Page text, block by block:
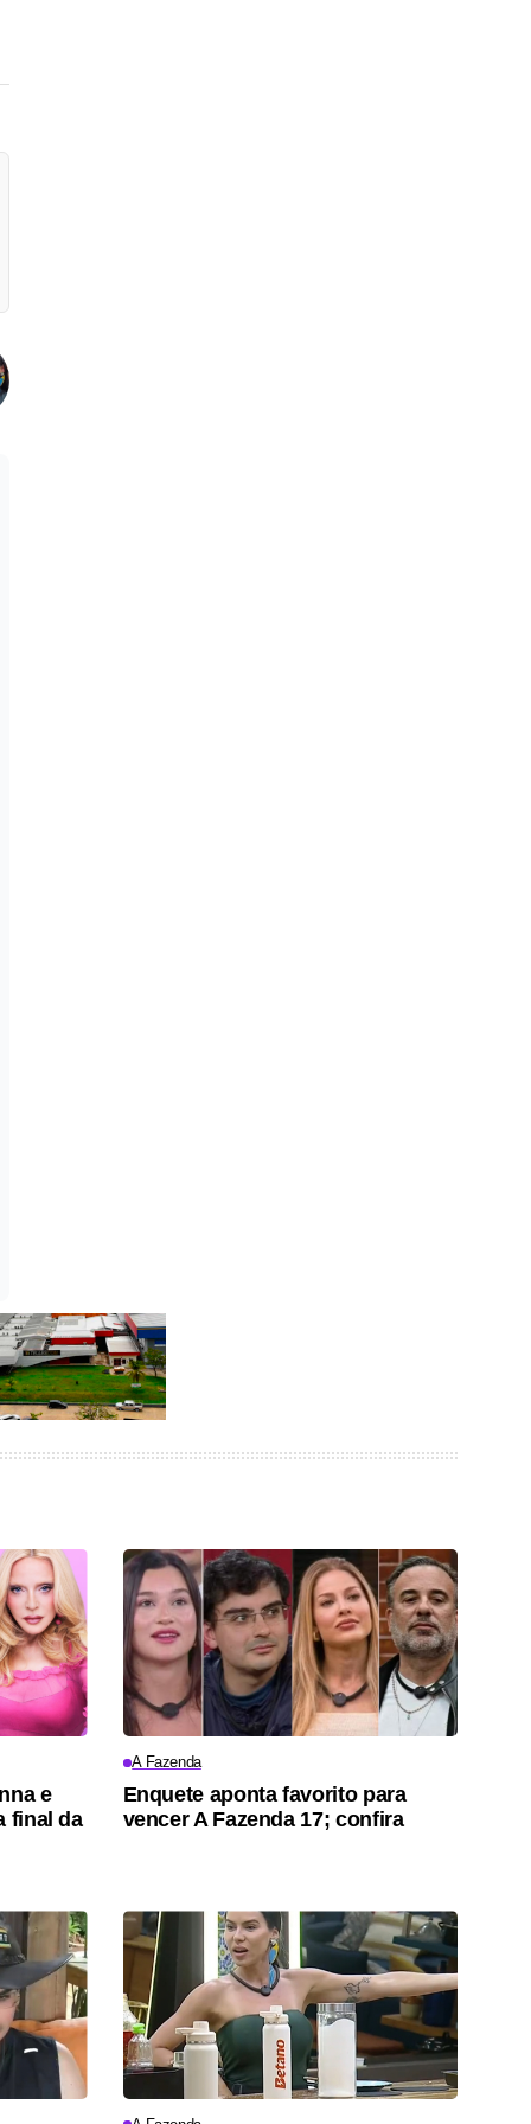
e
final da
A Fazenda
Enquete aponta favorito para
vencer A Fazenda 17; confira